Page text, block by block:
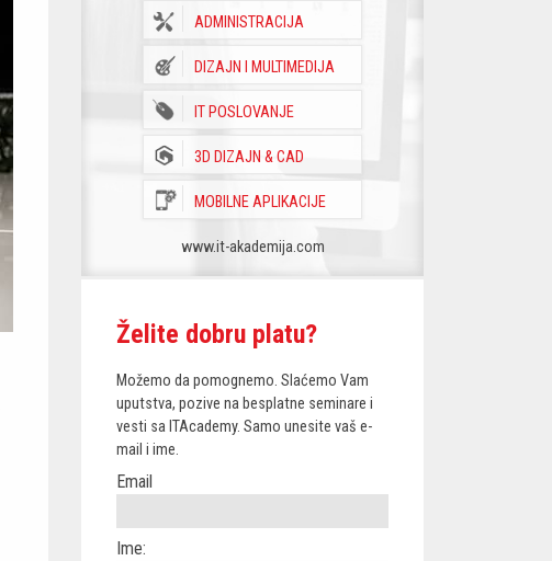
ADMINISTRACIJA
DIZAJN I MULTIMEDIJA
IT POSLOVANJE
3D DIZAJN & CAD
MOBILNE APLIKACIJE
www.it-akademija.com
Želite dobru platu?
Možemo da pomognemo. Slaćemo Vam
uputstva, pozive na besplatne seminare i
vesti sa ITAcademy. Samo unesite vaš e-
mail i ime.
Email
Ime: